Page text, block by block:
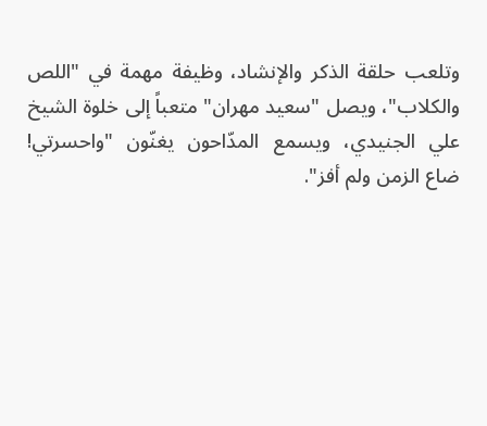
وتلعب حلقة الذكر والإنشاد، وظيفة مهمة في "اللص
والكلاب"، ويصل "سعيد مهران" متعباً إلى خلوة الشيخ
علي الجنيدي، ويسمع المدّاحون يغنّون "واحسرتي!
ضاع الزمن ولم أفز".